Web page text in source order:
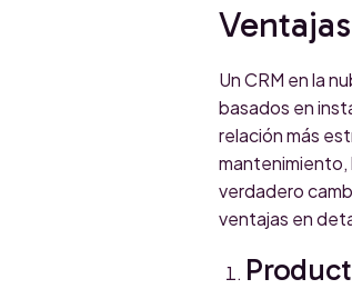
Un CRM en la
basados en
relación más
mantenimiento,
verdadero
ventajas en